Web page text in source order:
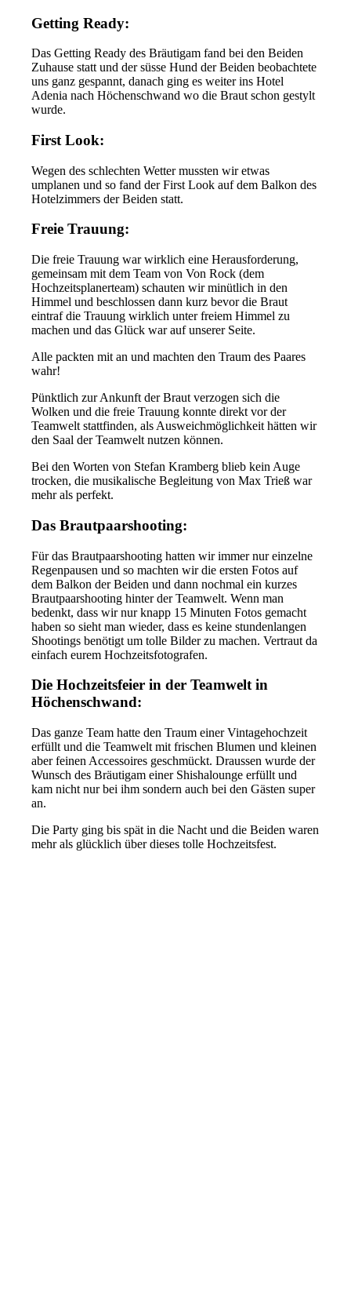
Getting Ready:
Das Getting Ready des Bräutigam fand bei den Beiden
Zuhause statt und der süsse Hund der Beiden beobachtete
uns ganz gespannt, danach ging es weiter ins Hotel
Adenia nach Höchenschwand wo die Braut schon gestylt
wurde.
First Look:
Wegen des schlechten Wetter mussten wir etwas
umplanen und so fand der First Look auf dem Balkon des
Hotelzimmers der Beiden statt.
Freie Trauung:
Die freie Trauung war wirklich eine Herausforderung,
gemeinsam mit dem Team von Von Rock (dem
Hochzeitsplanerteam) schauten wir minütlich in den
Himmel und beschlossen dann kurz bevor die Braut
eintraf die Trauung wirklich unter freiem Himmel zu
machen und das Glück war auf unserer Seite.
Alle packten mit an und machten den Traum des Paares
wahr!
Pünktlich zur Ankunft der Braut verzogen sich die
Wolken und die freie Trauung konnte direkt vor der
Teamwelt stattfinden, als Ausweichmöglichkeit hätten wir
den Saal der Teamwelt nutzen können.
Bei den Worten von Stefan Kramberg blieb kein Auge
trocken, die musikalische Begleitung von Max Trieß war
mehr als perfekt.
Das Brautpaarshooting:
Für das Brautpaarshooting hatten wir immer nur einzelne
Regenpausen und so machten wir die ersten Fotos auf
dem Balkon der Beiden und dann nochmal ein kurzes
Brautpaarshooting hinter der Teamwelt. Wenn man
bedenkt, dass wir nur knapp 15 Minuten Fotos gemacht
haben so sieht man wieder, dass es keine stundenlangen
Shootings benötigt um tolle Bilder zu machen. Vertraut da
einfach eurem Hochzeitsfotografen.
Die Hochzeitsfeier in der Teamwelt in
Höchenschwand:
Das ganze Team hatte den Traum einer Vintagehochzeit
erfüllt und die Teamwelt mit frischen Blumen und kleinen
aber feinen Accessoires geschmückt. Draussen wurde der
Wunsch des Bräutigam einer Shishalounge erfüllt und
kam nicht nur bei ihm sondern auch bei den Gästen super
an.
Die Party ging bis spät in die Nacht und die Beiden waren
mehr als glücklich über dieses tolle Hochzeitsfest.